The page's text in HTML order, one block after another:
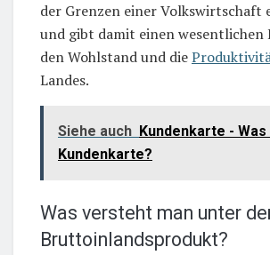
der Grenzen einer Volkswirtschaft
und gibt damit einen wesentlichen
den Wohlstand und die
Landes.
Siehe auch Kundenkarte -
Kundenkarte?
Was versteht man unter
Bruttoinlandsprodukt?